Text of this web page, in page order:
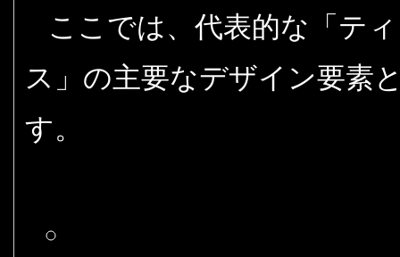
ここでは、代表的な「テ
ス」の主要なデザイン要素
す。